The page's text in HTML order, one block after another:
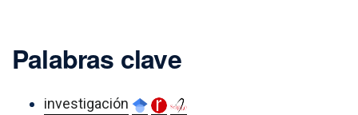
Palabras clave
investigación